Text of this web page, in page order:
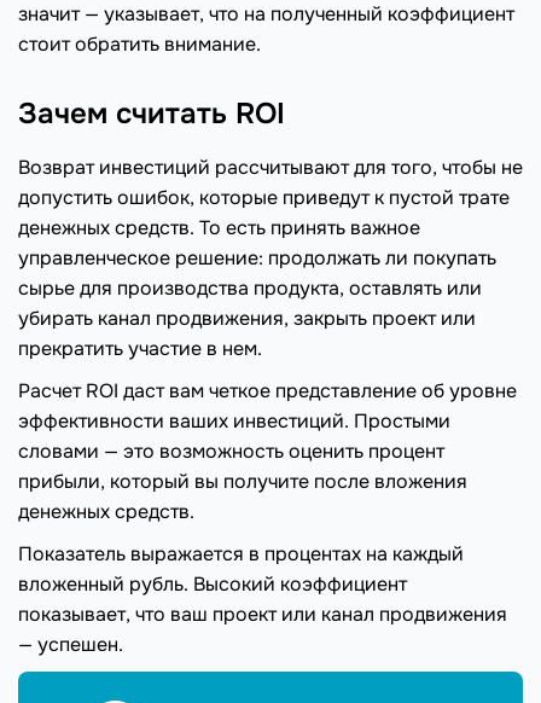
значит — указывает, что на полученный коэффициент
стоит обратить внимание.
Зачем считать ROI
Возврат инвестиций рассчитывают для того, чтобы не
допустить ошибок, которые приведут к пустой трате
денежных средств. То есть принять важное
управленческое решение: продолжать ли покупать
сырье для производства продукта, оставлять или
убирать канал продвижения, закрыть проект или
прекратить участие в нем.
Расчет ROI даст вам четкое представление об уровне
эффективности ваших инвестиций. Простыми
словами — это возможность оценить процент
прибыли, который вы получите после вложения
денежных средств.
Показатель выражается в процентах на каждый
вложенный рубль. Высокий коэффициент
показывает, что ваш проект или канал продвижения
— успешен.